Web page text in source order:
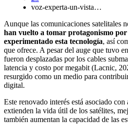
voz-experta-un-vista…
Aunque las comunicaciones satelitales
han vuelto a tomar protagonismo por
experimentado esta tecnología, así
que ofrece. A pesar del auge que tuvo
fueron desplazadas por los cables
latencia y costo por megabit (Lacnic,
resurgido como un medio para
digital.
Este renovado interés está asociado con
extienden la vida útil de los satélites,
también aumentan la capacidad de las